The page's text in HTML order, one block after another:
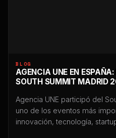
BLOG
AGENCIA UNE EN
SOUTH SUMMIT MADRID
Agencia UNE participó del
uno de los eventos más
innovación, tecnología,